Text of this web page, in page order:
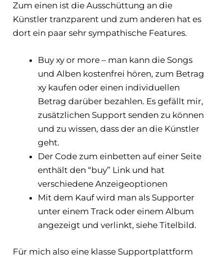
Zum einen ist die Ausschüttung an die
Künstler tranzparent und zum anderen hat es
dort ein paar sehr sympathische Features.
Buy xy or more – man kann die Songs
und Alben kostenfrei hören, zum Betrag
xy kaufen oder einen individuellen
Betrag darüber bezahlen. Es gefällt mir,
zusätzlichen Support senden zu können
und zu wissen, dass der an die Künstler
geht.
Der Code zum einbetten auf einer Seite
enthält den “buy” Link und hat
verschiedene Anzeigeoptionen
Mit dem Kauf wird man als Supporter
unter einem Track oder einem Album
angezeigt und verlinkt, siehe Titelbild.
Für mich also eine klasse Supportplattform